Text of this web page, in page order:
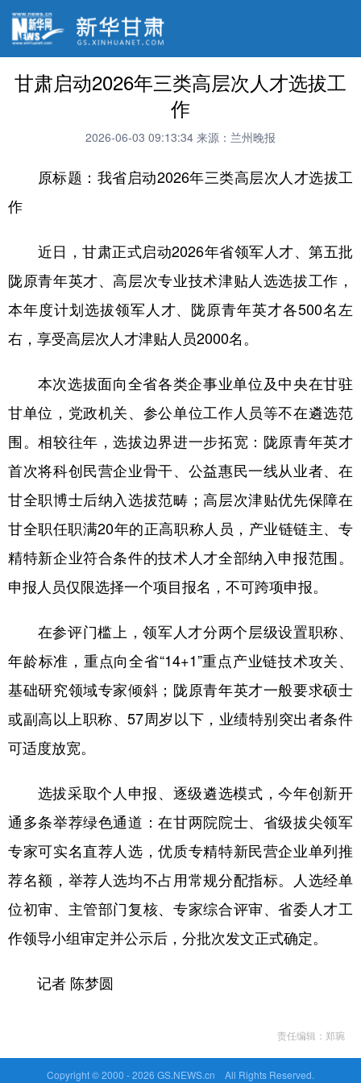
甘肃启动2026年三类高层次人才选拔工
作
2026-06-03 09:13:34 来源：兰州晚报
原标题：我省启动2026年三类高层次人才选拔工
作
近日，甘肃正式启动2026年省领军人才、第五批
陇原青年英才、高层次专业技术津贴人选选拔工作，
本年度计划选拔领军人才、陇原青年英才各500名左
右，享受高层次人才津贴人员2000名。
本次选拔面向全省各类企事业单位及中央在甘驻
甘单位，党政机关、参公单位工作人员等不在遴选范
围。相较往年，选拔边界进一步拓宽：陇原青年英才
首次将科创民营企业骨干、公益惠民一线从业者、在
甘全职博士后纳入选拔范畴；高层次津贴优先保障在
甘全职任职满20年的正高职称人员，产业链链主、专
精特新企业符合条件的技术人才全部纳入申报范围。
申报人员仅限选择一个项目报名，不可跨项申报。
在参评门槛上，领军人才分两个层级设置职称、
年龄标准，重点向全省“14+1”重点产业链技术攻关、
基础研究领域专家倾斜；陇原青年英才一般要求硕士
或副高以上职称、57周岁以下，业绩特别突出者条件
可适度放宽。
选拔采取个人申报、逐级遴选模式，今年创新开
通多条举荐绿色通道：在甘两院院士、省级拔尖领军
专家可实名直荐人选，优质专精特新民营企业单列推
荐名额，举荐人选均不占用常规分配指标。人选经单
位初审、主管部门复核、专家综合评审、省委人才工
作领导小组审定并公示后，分批次发文正式确定。
记者 陈梦圆
责任编辑：郑琬
Copyright © 2000 -2026 GS.NEWS.cn All Rights Reserved.